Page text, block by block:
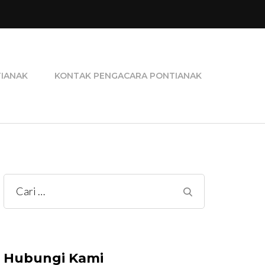
KONTAK PENGACARA PONTIANAK
Cari
untuk:
Hubungi Kami